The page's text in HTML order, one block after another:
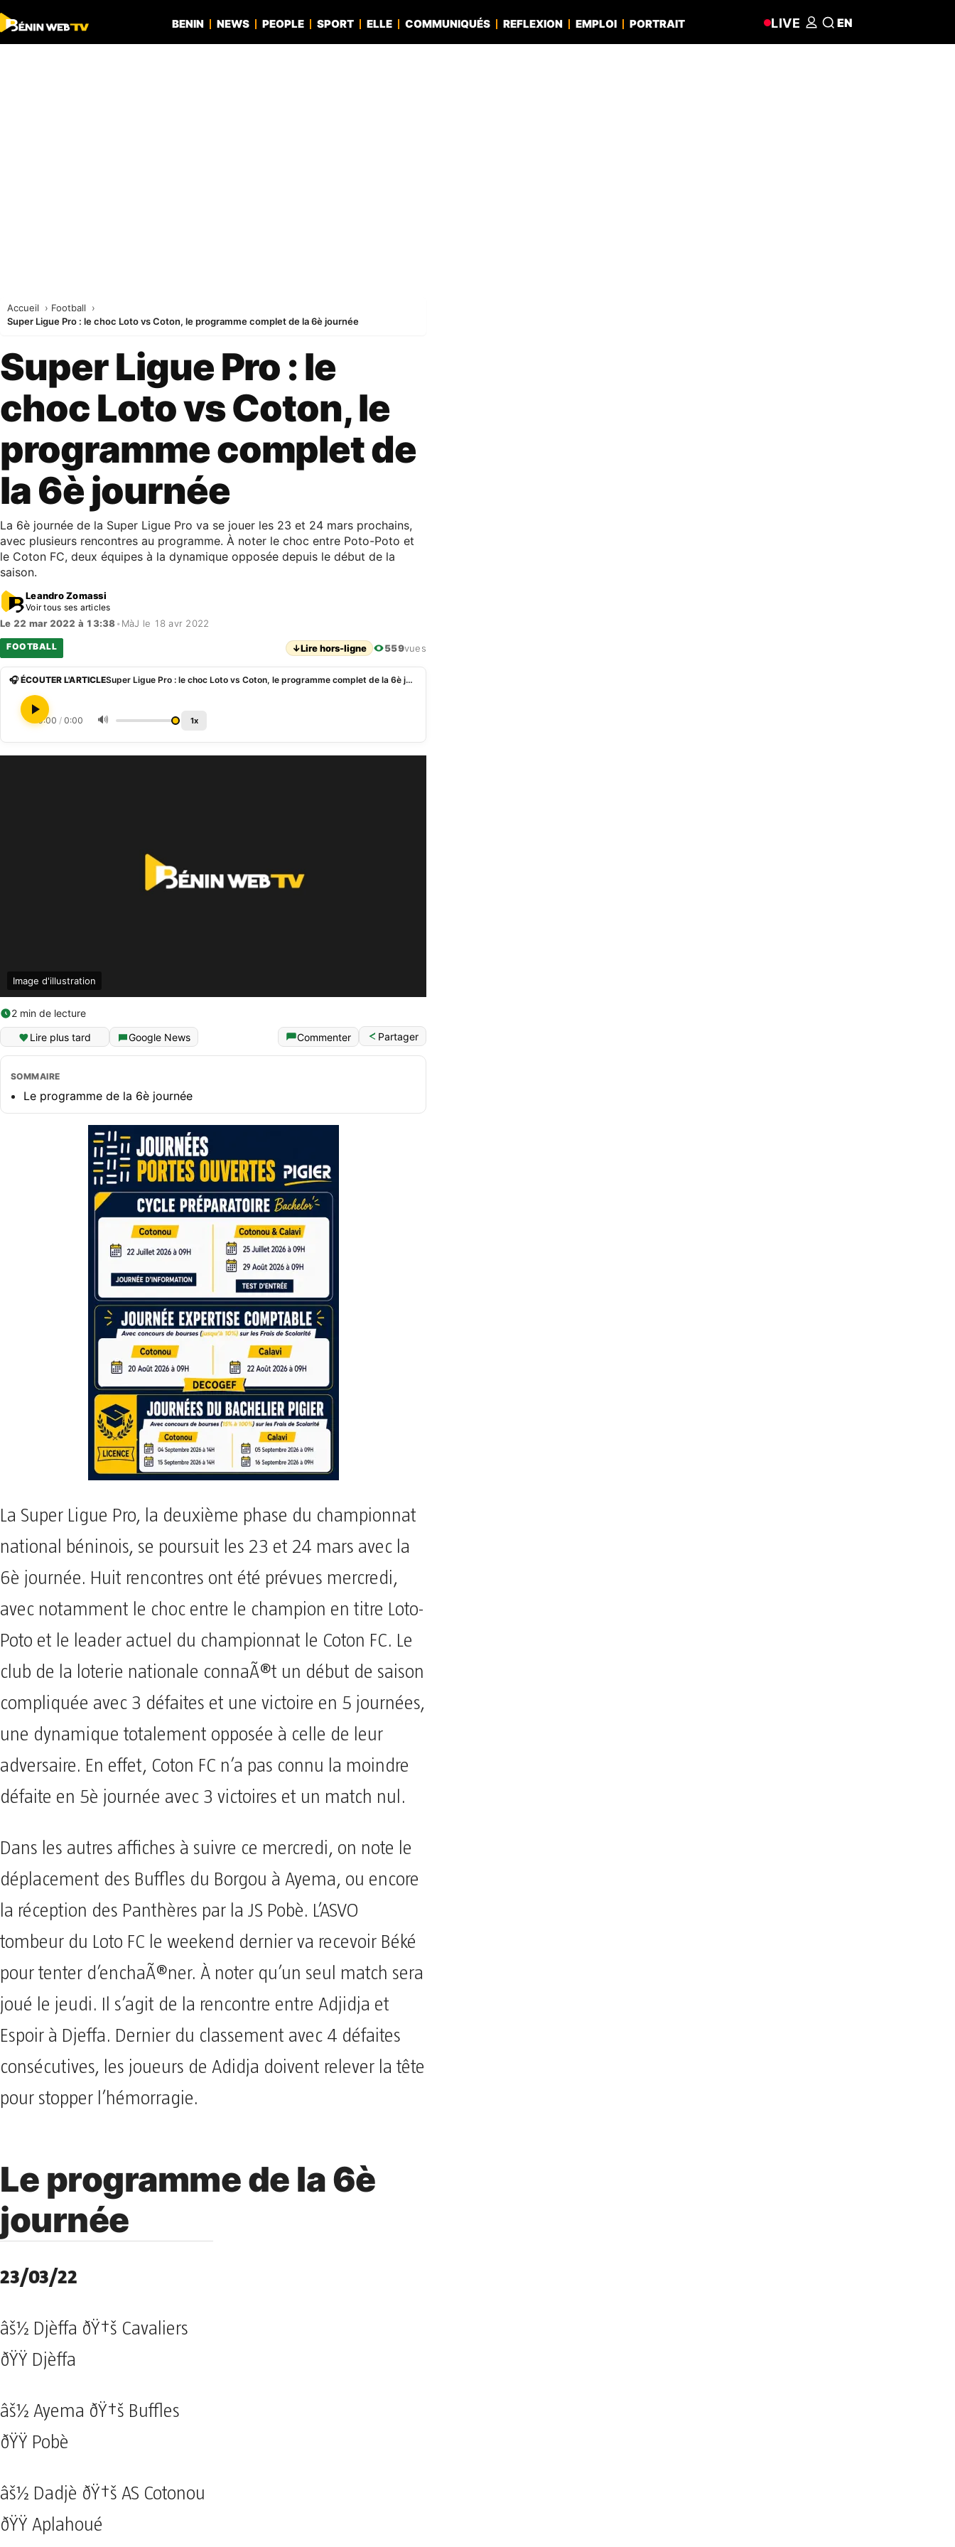
BENIN NEWS PEOPLE SPORT ELLE COMMUNIQUÉS REFLEXION EMPLOI PORTRAIT LIVE EN
Accueil
Football
Super Ligue Pro : le choc Loto vs Coton, le programme complet de la 6è journée
Super Ligue Pro : le
choc Loto vs Coton, le
programme complet de
la 6è journée
La 6è journée de la Super Ligue Pro va se jouer les 23 et 24 mars prochains,
avec plusieurs rencontres au programme. À noter le choc entre Poto-Poto et
le Coton FC, deux équipes à la dynamique opposée depuis le début de la
saison.
Leandro Zomassi
Voir tous ses articles
Le 22 mar 2022 à 13:38• MàJ le 18 avr 2022
FOOTBALL ↓Lire hors-ligne 559vues
🎧 ÉCOUTER L'ARTICLE Super Ligue Pro : le choc Loto vs Coton, le programme complet de la 6è journée
0:00 / 0:00 🔊 1x
Image d'illustration
2 min de lecture
Lire plus tard
Google News Commenter Partager
SOMMAIRE
Le programme de la 6è journée
La Super Ligue Pro, la deuxième phase du championnat
national béninois, se poursuit les 23 et 24 mars avec la
6è journée. Huit rencontres ont été prévues mercredi,
avec notamment le choc entre le champion en titre Loto-
Poto et le leader actuel du championnat le Coton FC. Le
club de la loterie nationale connaÃ®t un début de saison
compliquée avec 3 défaites et une victoire en 5 journées,
une dynamique totalement opposée à celle de leur
adversaire. En effet, Coton FC n’a pas connu la moindre
défaite en 5è journée avec 3 victoires et un match nul.
Dans les autres affiches à suivre ce mercredi, on note le
déplacement des Buffles du Borgou à Ayema, ou encore
la réception des Panthères par la JS Pobè. L’ASVO
tombeur du Loto FC le weekend dernier va recevoir Béké
pour tenter d’enchaÃ®ner. À noter qu’un seul match sera
joué le jeudi. Il s’agit de la rencontre entre Adjidja et
Espoir à Djeffa. Dernier du classement avec 4 défaites
consécutives, les joueurs de Adidja doivent relever la tête
pour stopper l’hémorragie.
Le programme de la 6è
journée
23/03/22
âš½ Djèffa ðŸ†š Cavaliers
ðŸŸ Djèffa
âš½ Ayema ðŸ†š Buffles
ðŸŸ Pobè
âš½ Dadjè ðŸ†š AS Cotonou
ðŸŸ Aplahoué